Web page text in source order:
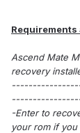
Ascend Mate
recovery
-Enter to
your rom if